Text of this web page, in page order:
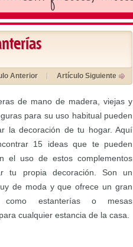
Anterior Artículo Siguiente
de mano de madera, viejas y
para su uso habitual pueden
la decoración de tu hogar. Aquí
15 ideas que te pueden
el uso de estos complementos
tu propia decoración. Son un
de moda y que ofrece un gran
como estanterías o mesas
cualquier estancia de la casa.